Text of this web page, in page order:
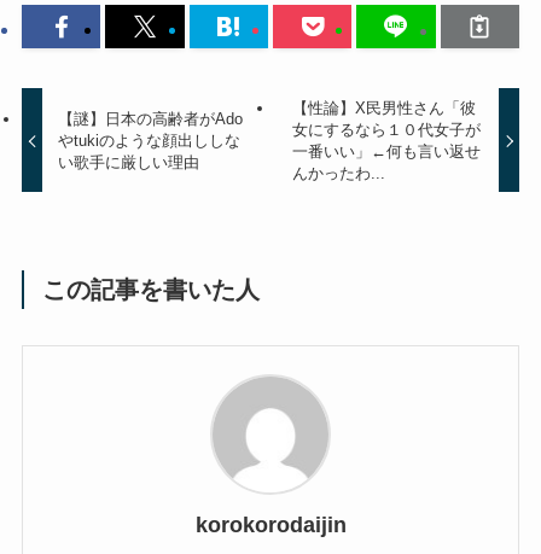
【謎】日本の高齢者がAdo
やtukiのような顔出ししな
い歌手に厳しい理由
【性論】X民男性さん「彼
女にするなら１０代女子が
一番いい」←何も言い返せ
んかったわ...
この記事を書いた人
korokorodaijin